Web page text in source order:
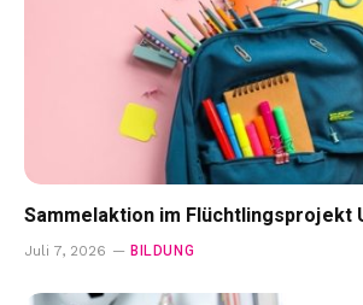
Sammelaktion im Flüchtlingsprojekt
Juli 7, 2026 BILDUNG